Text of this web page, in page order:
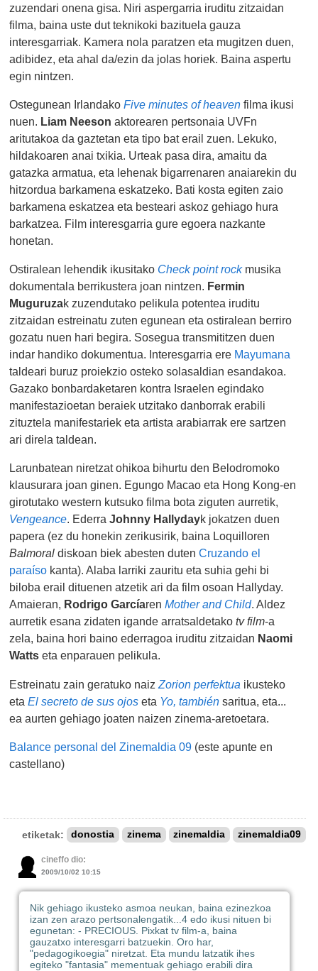
zuzendari onena gisa. Niri aspergarria iruditu zitzaidan
filma, baina uste dut teknikoki bazituela gauza
interesgarriak. Kamera nola paratzen eta mugitzen duen,
adibidez, eta ahal da/ezin da jolas horiek. Baina aspertu
egin nintzen.
Ostegunean IrlandakoFive minutes of heaven filma ikusi
nuen. Liam Neeson aktorearen pertsonaia UVFn
aritutakoa da gaztetan eta tipo bat erail zuen. Lekuko,
hildakoaren anai txikia. Urteak pasa dira, amaitu da
gatazka armatua, eta lehenak bigarrenaren anaiarekin du
hitzordua barkamena eskatzeko. Bati kosta egiten zaio
barkamena eskatzea eta besteari askoz gehiago hura
barkatzea. Film interesgarria gure egoera nazkante
honetan.
Ostiralean lehendik ikusitako Check point rockmusika
dokumentala berrikustera joan nintzen. Fermin
Muguruzak zuzendutako pelikula potentea iruditu
zitzaidan estreinatu zuten egunean eta ostiralean berriro
gozatu nuen hari begira. Sosegua transmititzen duen
indar handiko dokumentua. Interesgarria ere Mayumana
taldeari buruz proiekzio osteko solasaldian esandakoa.
Gazako bonbardaketaren kontra Israelen egindako
manifestazioetan beraiek utzitako danborrak erabili
zituztela manifestariek eta artista arabiarrak ere sartzen
ari direla taldean.
Larunbatean niretzat ohikoa bihurtu den Belodromoko
klausurara joan ginen. Egungo Macao eta Hong Kong-en
girotutako western kutsuko filma bota ziguten aurretik,
Vengeance. EderraJohnny Hallydayk jokatzen duen
papera (ez du honekin zerikusirik, baina Loquilloren
Balmoral diskoan biek abesten dutenCruzando el
paraíso kanta). Alaba larriki zauritu eta suhia gehi bi
biloba erail dituenen atzetik ari da film osoan Hallyday.
Amaieran, Rodrigo GarcíarenMother and Child. Aldez
aurretik esana zidaten igande arratsaldetakotv film-a
zela, baina hori baino ederragoa iruditu zitzaidan Naomi
Watts eta enparauen pelikula.
Estreinatu zain geratuko naiz Zorion perfektua ikusteko
eta El secreto de sus ojos eta Yo, también saritua, eta...
ea aurten gehiago joaten naizen zinema-aretoetara.
Balance personal del Zinemaldia 09 (este apunte en
castellano)
etiketak: donostia zinema zinemaldia zinemaldia09
cineffo dio:
2009/10/02 10:15
Nik gehiago ikusteko asmoa neukan, baina ezinezkoa
izan zen arazo pertsonalengatik...4 edo ikusi nituen bi
egunetan: - PRECIOUS. Pixkat tv film-a, baina
gauzatxo interesgarri batzuekin. Oro har,
"pedagogikoegia" niretzat. Eta mundu latzatik ihes
egiteko "fantasia" mementuak gehiago erabili dira